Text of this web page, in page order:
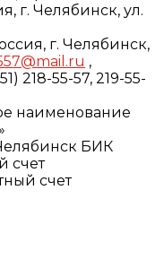
г. Челябинск, ул.
г. Челябинск,
,
218-55-57, 219-55-
наименование
БИК
счет
счет